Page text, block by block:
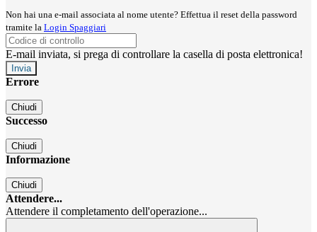
Non hai una e-mail associata al nome utente? Effettua il reset della password
tramite la Login Spaggiari
E-mail inviata, si prega di controllare la casella di posta elettronica!
Errore
Chiudi
Successo
Chiudi
Informazione
Chiudi
Attendere...
Attendere il completamento dell'operazione...